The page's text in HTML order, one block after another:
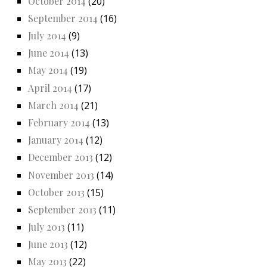
September 2014 (16)
July 2014 (9)
June 2014 (13)
May 2014 (19)
April 2014 (17)
March 2014 (21)
February 2014 (13)
January 2014 (12)
December 2013 (12)
November 2013 (14)
October 2013 (15)
September 2013 (11)
July 2013 (11)
June 2013 (12)
May 2013 (22)